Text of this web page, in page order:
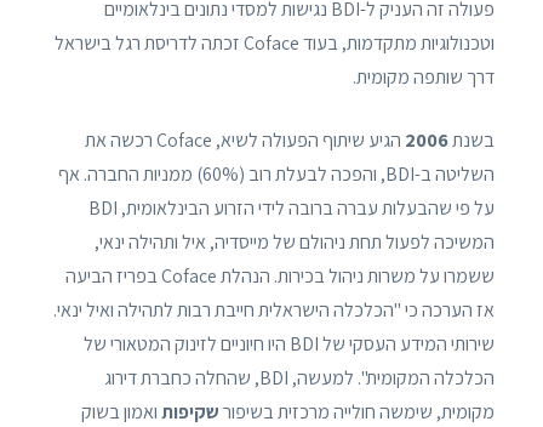
פעולה זה העניק ל-BDI נגישות למסדי נתונים בינלאומיים
וטכנולוגיות מתקדמות, בעוד Coface זכתה לדריסת רגל בישראל
דרך שותפה מקומית.
בשנת2006
הגיע שיתוף הפעולה לשיא, Coface רכשה את
השליטה ב-BDI, והפכה לבעלת רוב (60%) ממניות החברה. אף
על פי שהבעלות עברה ברובה לידי הזרוע הבינלאומית, BDI
המשיכה לפעול תחת ניהולם של מייסדיה, איל ותהילה ינאי,
ששמרו על משרות ניהול בכירות. הנהלת Coface בפריז הביעה
אז הערכה כי "הכלכלה הישראלית חייבת רבות לתהילה ואיל ינאי.
שירותי המידע העסקי של BDI היו חיוניים לזינוק המטאורי של
הכלכלה המקומית". למעשה, BDI, שהחלה כחברת דירוג
מקומית, שימשה חולייה מרכזית בשיפורשקיפותואמון בשוק